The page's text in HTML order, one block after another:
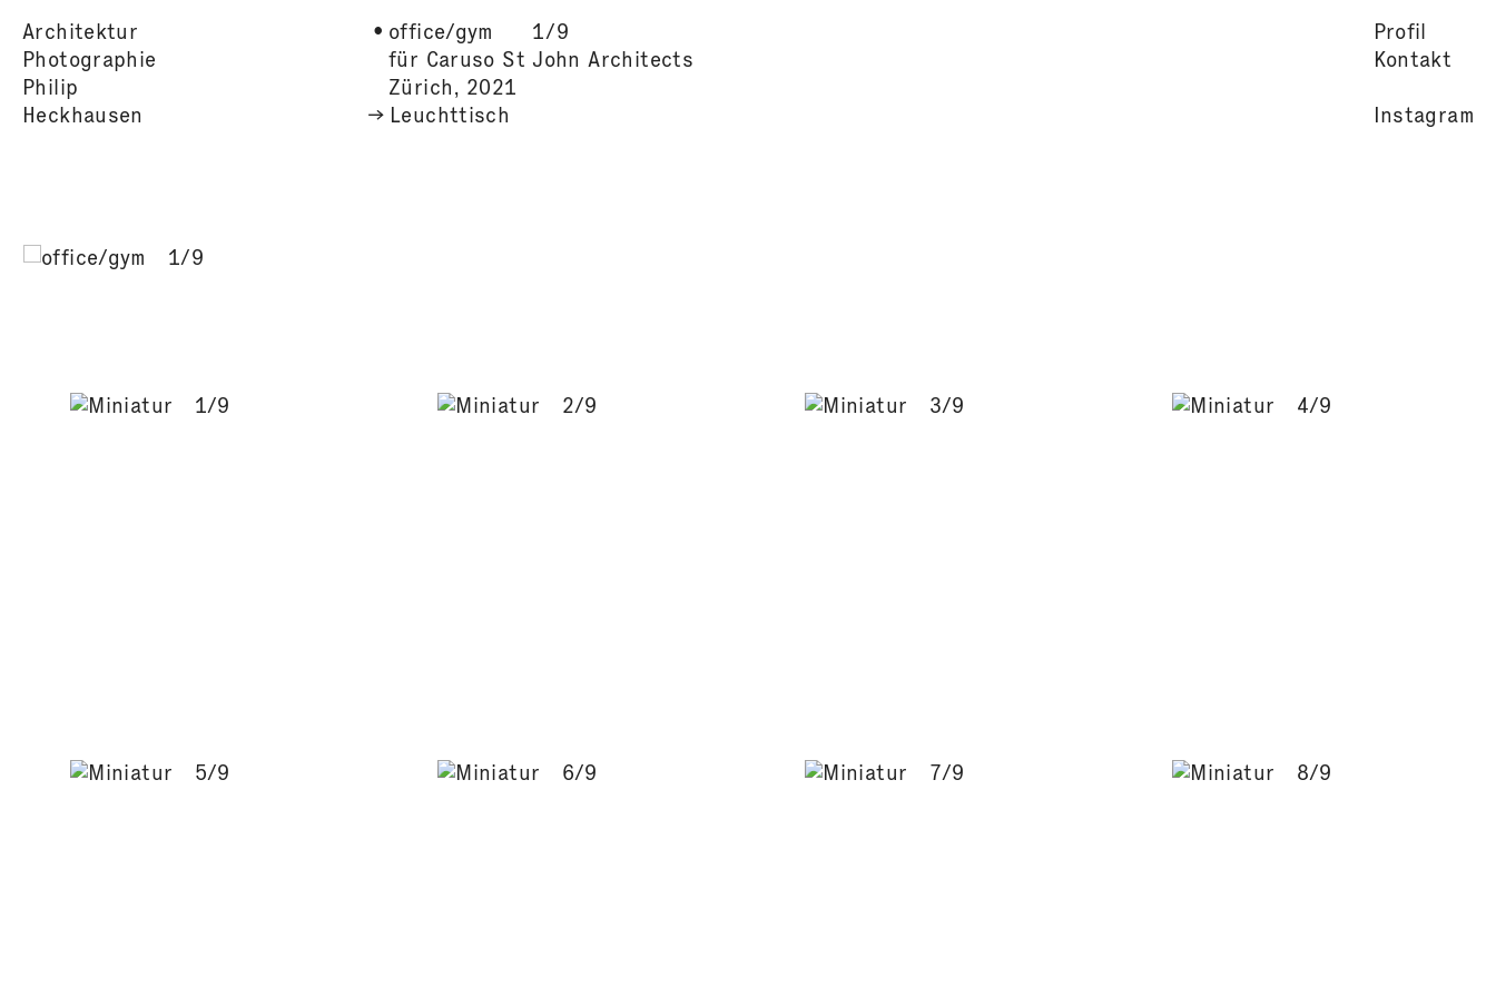
Architektur
Photographie
Philip
Heckhausen
Profil
Kontakt
Instagram
office/gym
1/9
für Caruso St John Architects
Zürich, 2021
Leuchttisch